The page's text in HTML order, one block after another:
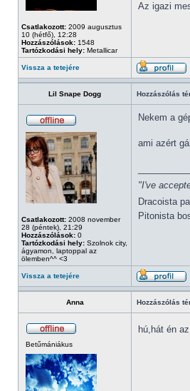
Csatlakozott: 2009 augusztus
10 (hétfő), 12:28
Hozzászólások: 1548
Tartózkodási hely: Metallicar
Az igazi
Vissza a tetejére
Lil Snape Dogg Hozzászólás
Csatlakozott: 2008 november
28 (péntek), 21:29
Hozzászólások: 0
Tartózkodási hely: Szolnok city,
ágyamon, laptoppal az
ölemben^^ <3
Nekem a
ami azért
"I've
Dracoista
Pitonista
Vissza a tetejére
Anna Hozzászólás
Betűmániákus
hú,hát én